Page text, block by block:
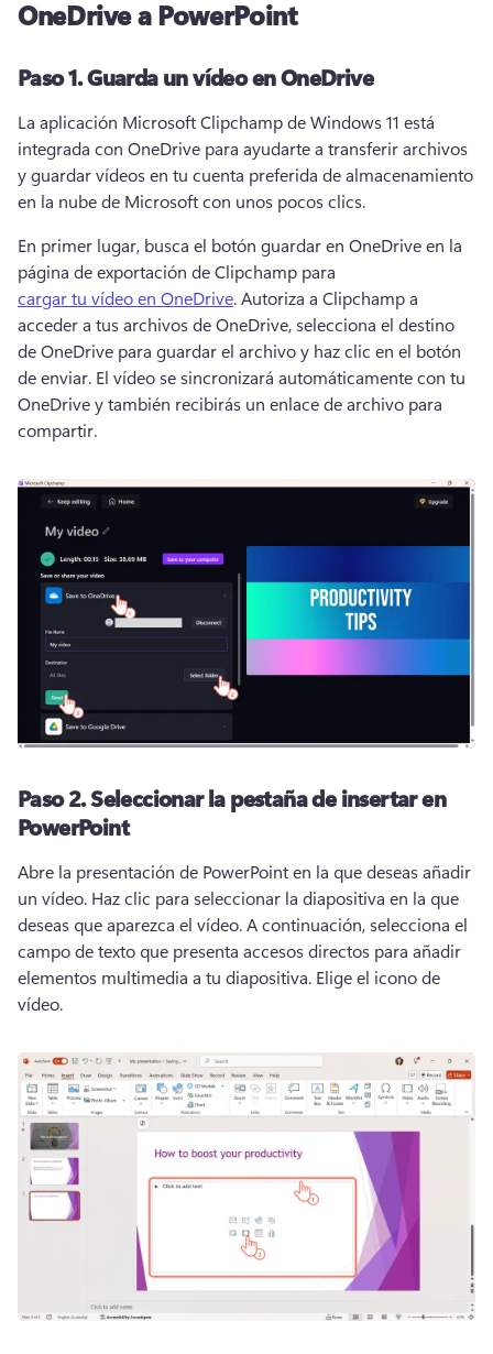
OneDrive a PowerPoint
Paso 1.Guarda un vídeo en OneDrive
La aplicación Microsoft Clipchamp de Windows 11 está
integrada con OneDrive para ayudarte a transferir archivos
y guardar vídeos en tu cuenta preferida de almacenamiento
en la nube de Microsoft con unos pocos clics.
En primer lugar, busca el botón guardar en OneDrive en la
página de exportación de Clipchamp para
cargar tu vídeo en OneDrive. Autoriza a Clipchamp a
acceder a tus archivos de OneDrive, selecciona el destino
de OneDrive para guardar el archivo y haz clic en el botón
de enviar. El vídeo se sincronizará automáticamente con tu
OneDrive y también recibirás un enlace de archivo para
compartir.
Paso 2.Seleccionar la pestaña de insertar en
PowerPoint
Abre la presentación de PowerPoint en la que deseas añadir
un vídeo. Haz clic para seleccionar la diapositiva en la que
deseas que aparezca el vídeo. A continuación, selecciona el
campo de texto que presenta accesos directos para añadir
elementos multimedia a tu diapositiva. Elige el icono de
vídeo.